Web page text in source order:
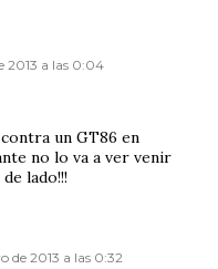
2013 a las 0:04
un GT86 en
no lo va a ver venir
lado!!!
de 2013 a las 0:32